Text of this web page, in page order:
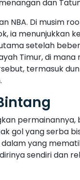
dan
NBA. Di musim
ia menunjukkan
setelah
Timur, di
termasuk
yang serba
yang
sendiri dan